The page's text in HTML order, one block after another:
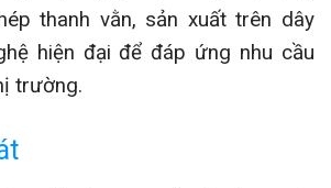
thanh vằn, sản xuất trên dây
hiện đại để đáp ứng nhu cầu
trường.